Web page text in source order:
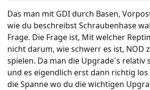
Das man mit GDI durch Basen,
wie du beschreibst Schraubenhase
Frage. Die Frage ist, Mit welcher
nicht darum, wie schwerr es ist, NOD
spielen. Da man die Upgrade´s
und es eigendlich erst dann richtig
die Spanne wo du die wichtigen